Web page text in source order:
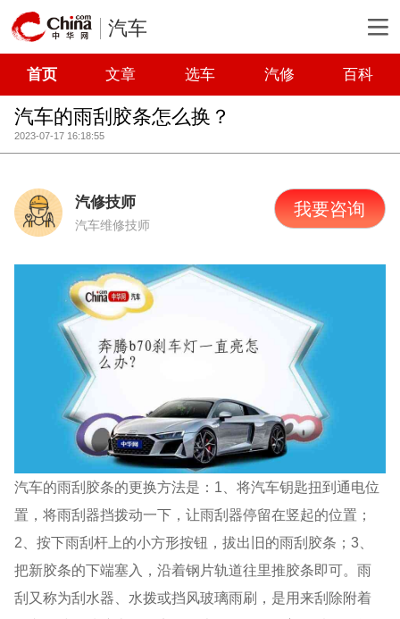
汽车
首页 文章 选车 汽修 百科
汽车的雨刮胶条怎么换？
2023-07-17 16:18:55
汽修技师
汽车维修技师
我要咨询
汽车的雨刮胶条的更换方法是：1、将汽车钥匙扭到通电位
置，将雨刮器挡拨动一下，让雨刮器停留在竖起的位置；
2、按下雨刮杆上的小方形按钮，拔出旧的雨刮胶条；3、
把新胶条的下端塞入，沿着钢片轨道往里推胶条即可。雨
刮又称为刮水器、水拨或挡风玻璃雨刷，是用来刮除附着